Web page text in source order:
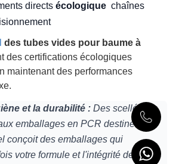
directs écologique chaînes
des tubes vides pour baume à
des certifications écologiques
maintenant des performances
et la durabilité : Des scellés
emballages en PCR destinés aux
conçoit des emballages qui
votre formule et l'intégrité de votre